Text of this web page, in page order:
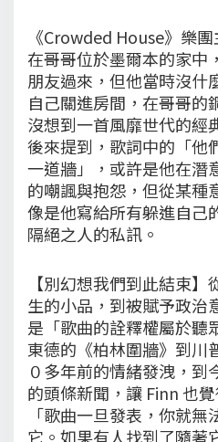
《Crowded House》樂
在哥哥位於墨爾本的家中
朋友過來，但他當時沒什
自己關進房間，在哥哥的
沒想到一首風靡世代的經
後來提到，歌詞中的「他
一道牆」，或許是他在潛
的嘲諷與抱怨，但從某種
像是他寫給所有躲進自己
隔絕之人的私訊。
【別幻想我們到此結束
生的小品，到被賦予政治
是「歌曲的詮釋權屬於聽
東德的《柏林圍牆》到川
０多年前的情緒發洩，到
的頭條新聞，讓 Finn 也
「歌曲一旦發表，你就
它。如果有人找到了隨著